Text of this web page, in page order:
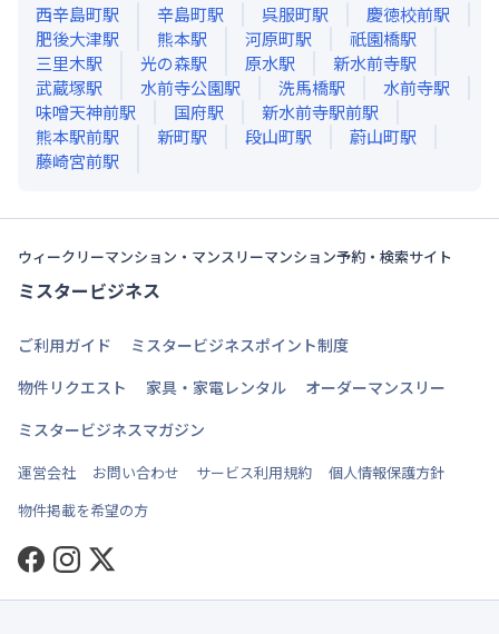
西辛島町駅 辛島町駅 呉服町駅 慶徳校前駅
肥後大津駅 熊本駅 河原町駅 祇園橋駅
三里木駅 光の森駅 原水駅 新水前寺駅
武蔵塚駅 水前寺公園駅 洗馬橋駅 水前寺駅
味噌天神前駅 国府駅 新水前寺駅前駅
熊本駅前駅 新町駅 段山町駅 蔚山町駅
藤崎宮前駅
ウィークリーマンション・マンスリーマンション予約・検索サイト
ミスタービジネス
ご利用ガイド
ミスタービジネスポイント制度
物件リクエスト
家具・家電レンタル
オーダーマンスリー
ミスタービジネスマガジン
運営会社 お問い合わせ サービス利用規約
個人情報保護方針
物件掲載を希望の方
Facebook
Instagram
Twitter